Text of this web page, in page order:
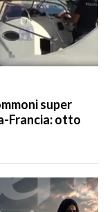
super
Francia: otto